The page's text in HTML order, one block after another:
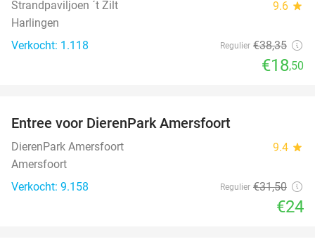
Strandpaviljoen ´t Zilt 9.6 star
Harlingen
Verkocht: 1.118
Regulier €38,35
€18,50
Entree voor DierenPark Amersfoort
DierenPark Amersfoort 9.4 star
Amersfoort
Verkocht: 9.158
Regulier €31,50
€24